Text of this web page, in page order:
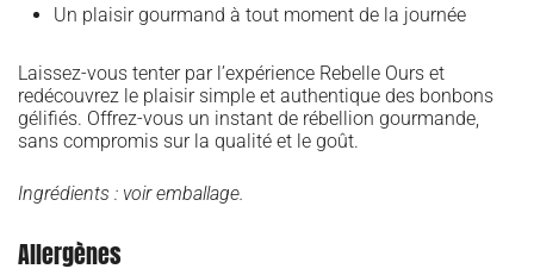
Un plaisir gourmand à tout moment de la journée
Laissez-vous tenter par l’expérience Rebelle Ours et
redécouvrez le plaisir simple et authentique des bonbons
gélifiés. Offrez-vous un instant de rébellion gourmande,
sans compromis sur la qualité et le goût.
Ingrédients : voir emballage.
Allergènes